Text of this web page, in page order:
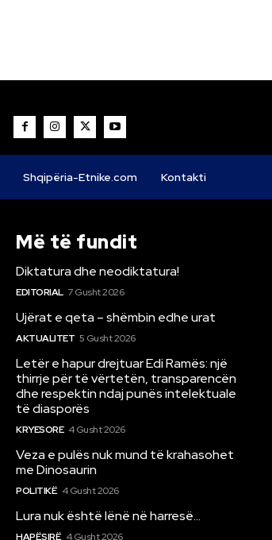
Shqipëria-Etnike.com Kontakti
Më të fundit
Diktatura dhe neodiktatura!
EDITORIAL 7 Gusht 2026
Ujërat e qeta – shëmbin edhe urat
AKTUALITET 5 Gusht 2026
Letër e hapur drejtuar Edi Ramës: një
thirrje për të vërtetën, transparencën
dhe respektin ndaj punës intelektuale
të diasporës
KRYESORE 4 Gusht 2026
Veza e pulës nuk mund të krahasohet
me Dinosaurin
POLITIKË 4 Gusht 2026
Lura nuk është lënë në harresë…
HAPËSIRË 4 Gusht 2026